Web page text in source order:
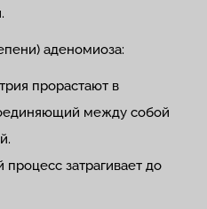
аденомиоза:
прорастают в
между собой
процесс затрагивает до